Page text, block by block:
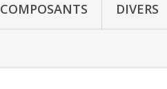
COMPOSANTS DIVERS